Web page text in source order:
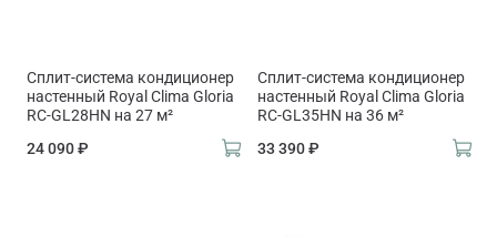
Сплит-система кондиционер
настенный Royal Clima Gloria
RC-GL28HN на 27 м²
24 090 ₽
Сплит-система кондиционер
настенный Royal Clima Gloria
RC-GL35HN на 36 м²
33 390 ₽